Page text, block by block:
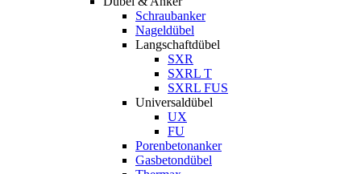
Schraubanker
Nageldübel
Langschaftdübel
SXR
SXRL T
SXRL FUS
Universaldübel
UX
FU
Porenbetonanker
Gasbetondübel